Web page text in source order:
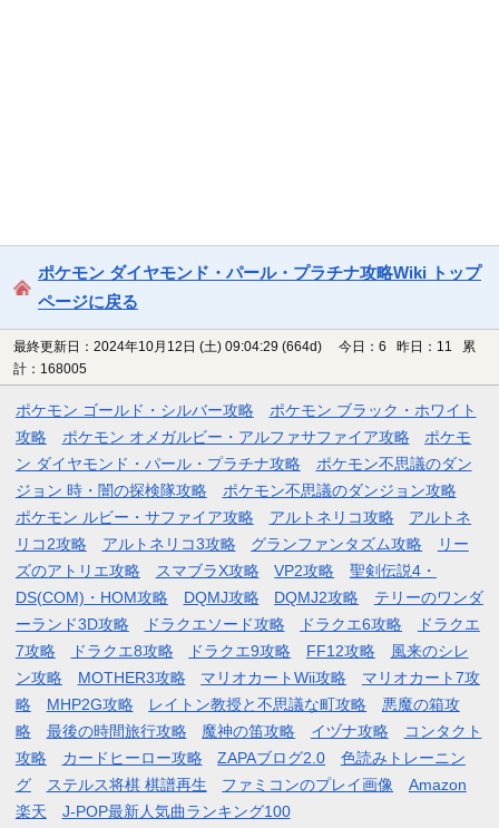
ポケモン ダイヤモンド・パール・プラチナ攻略Wiki トップ
ページに戻る
最終更新日：2024年10月12日 (土) 09:04:29 (664d)
今日：6 昨日：11 累
計：168005
ポケモン ゴールド・シルバー攻略
ポケモン ブラック・ホワイト
攻略
ポケモン オメガルビー・アルファサファイア攻略
ポケモ
ン ダイヤモンド・パール・プラチナ攻略
ポケモン不思議のダン
ジョン 時・闇の探検隊攻略
ポケモン不思議のダンジョン攻略
ポケモン ルビー・サファイア攻略
アルトネリコ攻略
アルトネ
リコ2攻略
アルトネリコ3攻略 グランファンタズム攻略
リー
ズのアトリエ攻略
スマブラX攻略 VP2攻略
聖剣伝説4・
DS(COM)・HOM攻略
DQMJ攻略 DQMJ2攻略
テリーのワンダ
ーランド3D攻略
ドラクエソード攻略 ドラクエ6攻略
ドラクエ
7攻略
ドラクエ8攻略 ドラクエ9攻略 FF12攻略
風来のシレ
ン攻略
MOTHER3攻略 マリオカートWii攻略
マリオカート7攻
略
MHP2G攻略 レイトン教授と不思議な町攻略
悪魔の箱攻
略
最後の時間旅行攻略 魔神の笛攻略 イヅナ攻略
コンタクト
攻略
カードヒーロー攻略 ZAPAブログ2.0
色読みトレーニン
グ
ステルス将棋 棋譜再生 ファミコンのプレイ画像
Amazon
楽天
J-POP最新人気曲ランキング100